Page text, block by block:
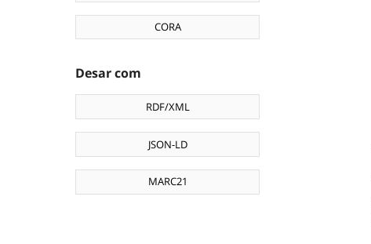
CORA
Desar com
RDF/XML
JSON-LD
MARC21